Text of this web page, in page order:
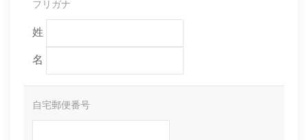
フリガナ
姓
名
自宅郵便番号